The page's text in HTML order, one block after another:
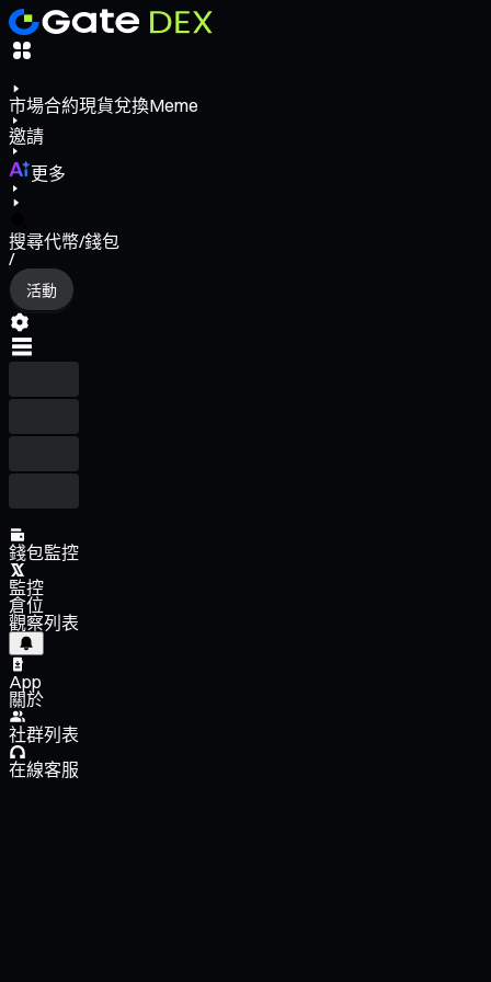
市場合約現貨兌換Meme
邀請
更多
搜尋代幣/錢包
/
活動
錢包監控
監控
倉位
觀察列表
App
關於
社群列表
在線客服